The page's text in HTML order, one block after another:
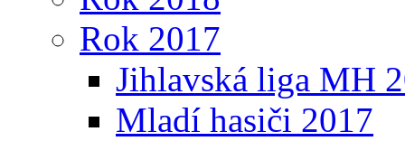
Rok 2017
Jihlavská liga MH
Mladí hasiči 2017